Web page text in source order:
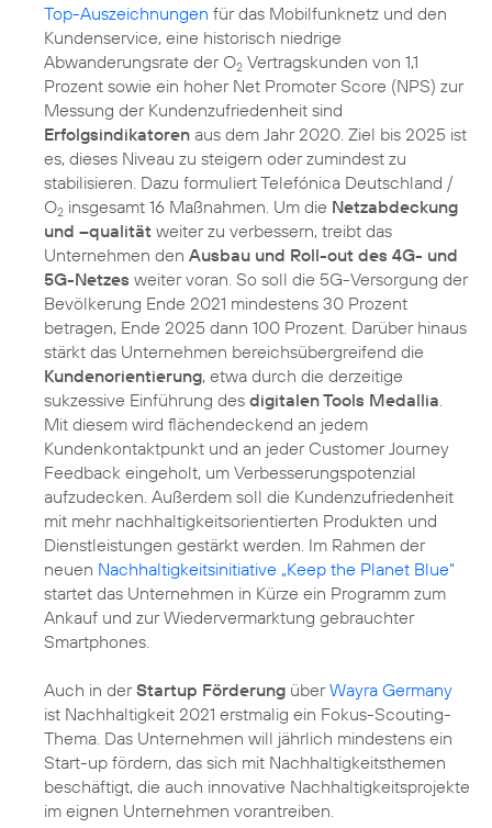
Top-Auszeichnungen für das Mobilfunknetz und den
Kundenservice, eine historisch niedrige
Abwanderungsrate der O2 Vertragskunden von 1,1
Prozent sowie ein hoher Net Promoter Score (NPS) zur
Messung der Kundenzufriedenheit sind
Erfolgsindikatoren aus dem Jahr 2020. Ziel bis 2025 ist
es, dieses Niveau zu steigern oder zumindest zu
stabilisieren. Dazu formuliert Telefónica Deutschland /
O2 insgesamt 16 Maßnahmen. Um die Netzabdeckung
und –qualität weiter zu verbessern, treibt das
Unternehmen den Ausbau und Roll-out des 4G- und
5G-Netzes weiter voran. So soll die 5G-Versorgung der
Bevölkerung Ende 2021 mindestens 30 Prozent
betragen, Ende 2025 dann 100 Prozent. Darüber hinaus
stärkt das Unternehmen bereichsübergreifend die
Kundenorientierung, etwa durch die derzeitige
sukzessive Einführung des digitalen Tools Medallia
Mit diesem wird flächendeckend an jedem
Kundenkontaktpunkt und an jeder Customer Journey
Feedback eingeholt, um Verbesserungspotenzial
aufzudecken. Außerdem soll die Kundenzufriedenheit
mit mehr nachhaltigkeitsorientierten Produkten und
Dienstleistungen gestärkt werden. Im Rahmen der
neuen Nachhaltigkeitsinitiative „Keep the Planet Blue“
startet das Unternehmen in Kürze ein Programm zum
Ankauf und zur Wiedervermarktung gebrauchter
Smartphones.
Auch in derStartup Förderung überWayra Germany
ist Nachhaltigkeit 2021 erstmalig ein Fokus-Scouting-
Thema. Das Unternehmen will jährlich mindestens ein
Start-up fördern, das sich mit Nachhaltigkeitsthemen
beschäftigt, die auch innovative Nachhaltigkeitsprojekte
im eignen Unternehmen vorantreiben.